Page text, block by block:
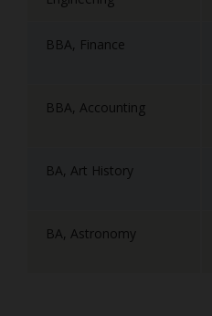
BBA, Finance
BBA, Accounting
BA, Art History
BA, Astronomy